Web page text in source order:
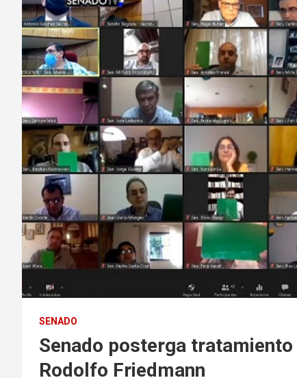
SENADO
Senado posterga
Rodolfo Friedmann